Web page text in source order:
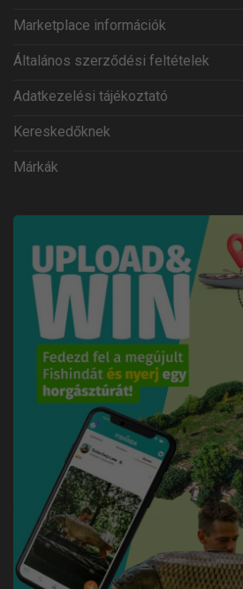
Marketplace információk
Általános szerződési feltételek
Adatkezelési tájékoztató
Kereskedőknek
Márkák